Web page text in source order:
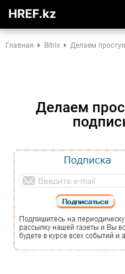
Главная Bitrix Делаем
Делаем